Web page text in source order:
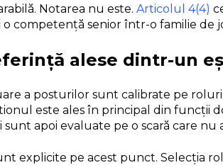
Notarea nu este. Articolul 4(4)
competență senior într-o familie de
alese dintr-un
a posturilor sunt calibrate pe
este ales în principal din funcții
apoi evaluate pe o scară care
explicite pe acest punct. Selecția